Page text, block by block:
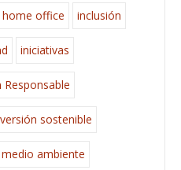
home office inclusión
iniciativas
Responsable
sostenible
medio ambiente